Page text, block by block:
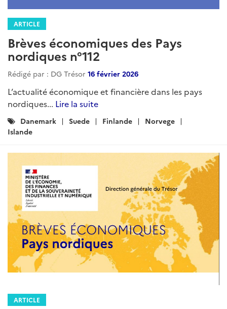
ARTICLE
Brèves économiques des Pays
nordiques n°112
Rédigé par : DG Trésor 16 février 2026
L’actualité économique et financière dans les pays
nordiques... Lire la suite
Catégories
:
Danemark Suede Finlande
Norvege
Islande
ARTICLE